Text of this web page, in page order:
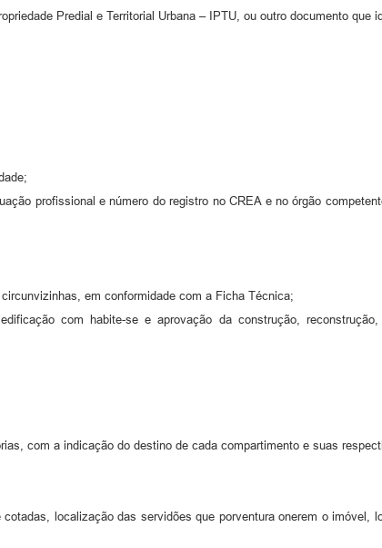
Predial e Territorial Urbana – IPTU, ou outro documento que
profissional e número do registro no CREA e no órgão
em conformidade com a Ficha Técnica;
com habite-se e aprovação da construção, reconstrução,
com a indicação do destino de cada compartimento e suas
localização das servidões que porventura onerem o imóvel,